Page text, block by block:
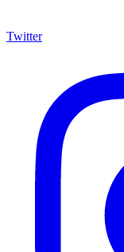
Twitter